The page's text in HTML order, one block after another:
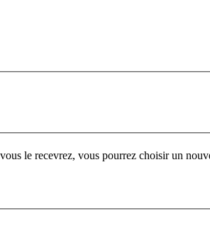
le recevrez, vous pourrez choisir un